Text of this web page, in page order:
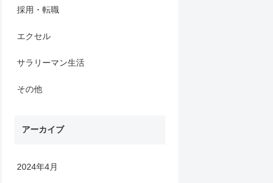
採用・転職
エクセル
サラリーマン生活
その他
アーカイブ
2024年4月